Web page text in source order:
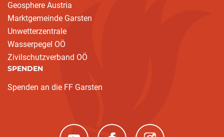
Geosphere Austria
Marktgemeinde Garsten
Unwetterzentrale
Wasserpegel OÖ
Zivilschutzverband OÖ
SPENDEN
Spenden an die FF Garsten